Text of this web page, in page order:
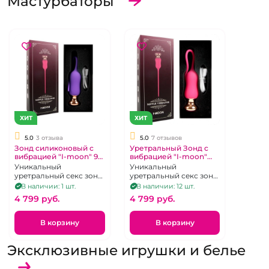
ХИТ
5.0 3 отзыва
Зонд силиконовый с
вибрацией "I-moon" 9
режимов
Уникальный
уретральный секс зонд
- тонкий вибратор
В наличии: 1 шт.
4 799 pуб.
В корзину
ХИТ
5.0 7 отзывов
Уретральный Зонд с
вибрацией "I-moon"
силиконовый
Уникальный
уретральный секс зонд
- тонкий вибратор
В наличии: 12 шт.
4 799 pуб.
В корзину
Эксклюзивные игрушки и белье